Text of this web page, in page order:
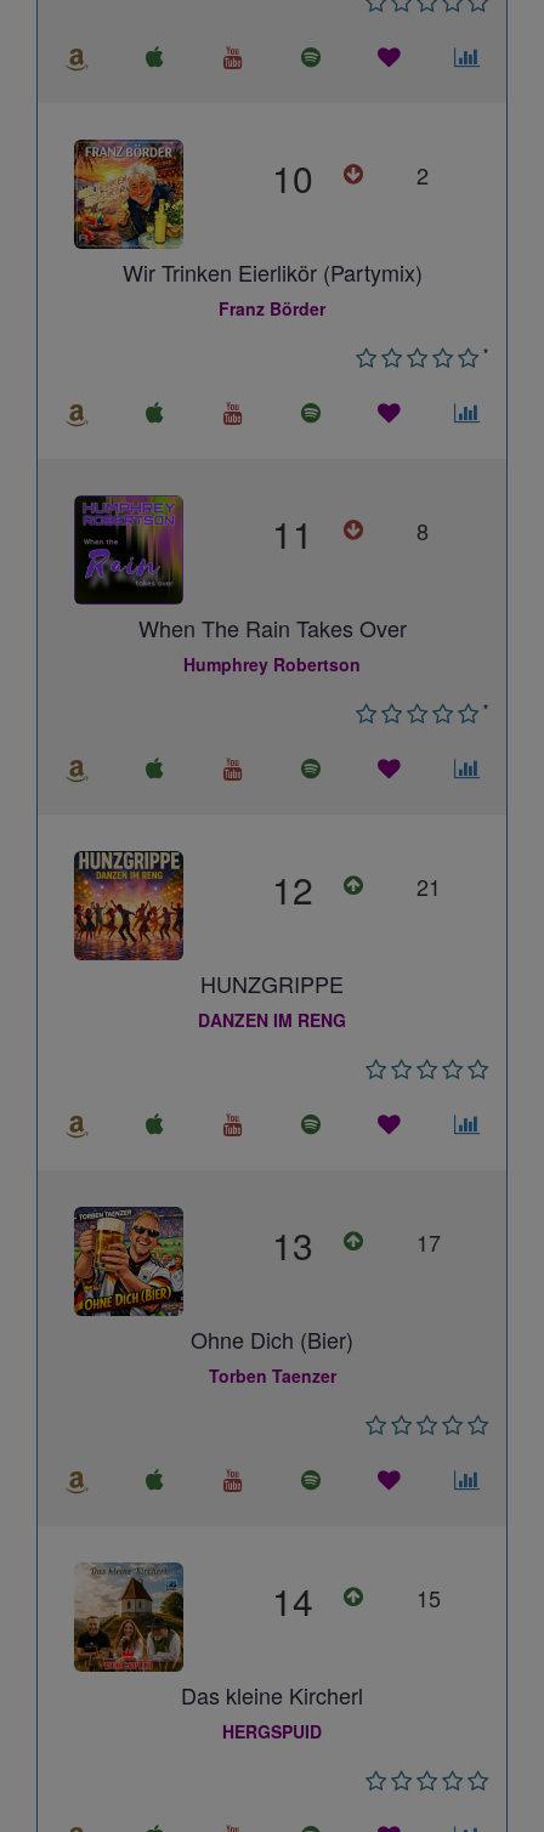
10 2
Wir Trinken Eierlikör (Partymix)
Franz Börder
*
11 8
When The Rain Takes Over
Humphrey Robertson
*
12 21
HUNZGRIPPE
DANZEN IM RENG
13 17
Ohne Dich (Bier)
Torben Taenzer
14 15
Das kleine Kircherl
HERGSPUID